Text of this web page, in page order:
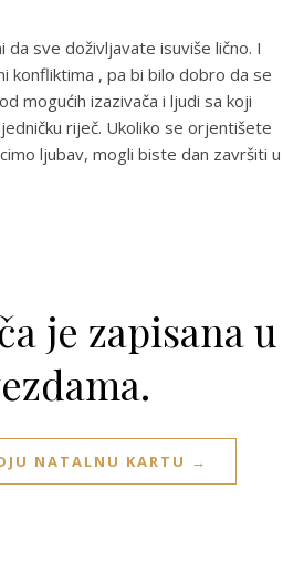
sve doživljavate isuviše lično. I
konfliktima , pa bi bilo dobro da se
mogućih izazivača i ljudi sa koji
riječ. Ukoliko se orjentišete
ljubav, mogli biste dan završiti u
je zapisana u
NATALNU KARTU →